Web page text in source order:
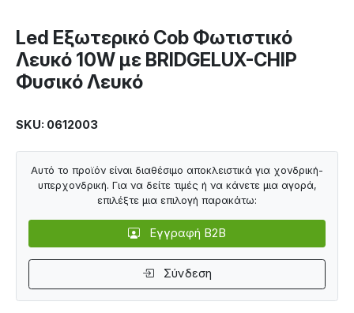
Led Εξωτερικό Cob Φωτιστικό
Λευκό 10W με BRIDGELUX-CHIP
Φυσικό Λευκό
SKU: 0612003
Αυτό το προϊόν είναι διαθέσιμο αποκλειστικά για χονδρική-
υπερχονδρική. Για να δείτε τιμές ή να κάνετε μια αγορά,
επιλέξτε μια επιλογή παρακάτω:
Εγγραφή B2B
Σύνδεση